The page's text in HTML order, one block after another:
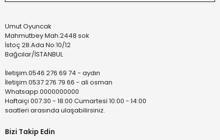
Umut Oyuncak
Mahmutbey Mah.2448 sok
İstoç 28.Ada No:10/12
Bağcılar/İSTANBUL
İletişim.0546 276 69 74 - aydın
İletişim.0537 276 79 66 - ali osman
Whatsapp.0000000000
Haftaiçi 007:30 - 18:00 Cumartesi 10:00 - 14:00
saatleri arasında ulaşabilirsiniz.
Bizi Takip Edin